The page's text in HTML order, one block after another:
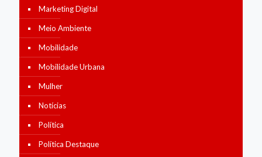
Marketing Digital
Meio Ambiente
Mobilidade
Mobilidade Urbana
Mulher
Notícias
Política
Política Destaque